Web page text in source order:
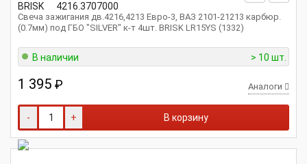
BRISK 4216.3707000
Свеча зажигания дв.4216,4213 Евро-3, ВАЗ 2101-21213 карбюр.
(0.7мм) под ГБО "SILVER" к-т 4шт. BRISK LR15YS (1332)
В наличии > 10 шт.
1 395 ₽ Аналоги
- + В корзину